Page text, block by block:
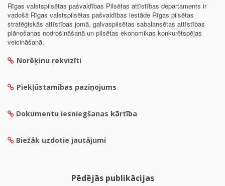
Rīgas valstspilsētas pašvaldības Pilsētas attīstības departaments ir
vadošā Rīgas valstspilsētas pašvaldības iestāde Rīgas pilsētas
stratēģiskās attīstības jomā, galvaspilsētas sabalansētas attīstības
plānošanas nodrošināšanā un pilsētas ekonomikas konkurētspējas
veicināšanā.
Norēķinu rekvizīti
Piekļūstamības paziņojums
Dokumentu iesniegšanas kārtība
Biežāk uzdotie jautājumi
Pēdējās publikācijas